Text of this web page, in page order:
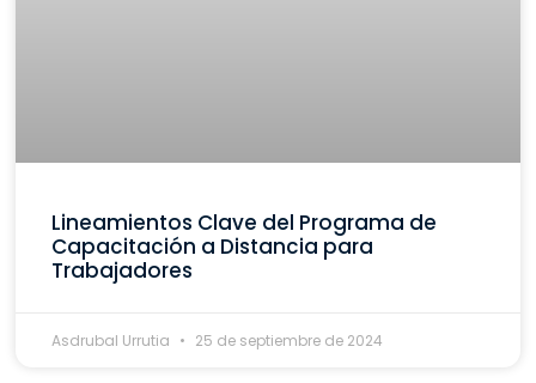
Lineamientos Clave del Programa de
Capacitación a Distancia para
Trabajadores
Asdrubal Urrutia 25 de septiembre de 2024